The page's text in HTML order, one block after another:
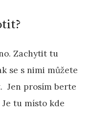
Zachytit tu
se s nimi můžete
Jen prosím berte
tu místo kde